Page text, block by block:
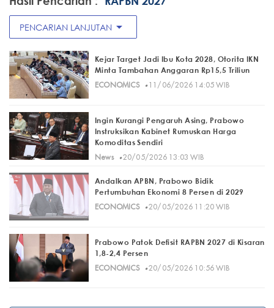
PENCARIAN LANJUTAN arrow_drop_down
Kejar Target Jadi Ibu Kota 2028, Otorita IKN
Minta Tambahan Anggaran Rp15,5 Triliun
ECONOMICS· 11/06/2026 14:05 WIB
Ingin Kurangi Pengaruh Asing, Prabowo
Instruksikan Kabinet Rumuskan Harga
Komoditas Sendiri
News· 20/05/2026 13:03 WIB
Andalkan APBN, Prabowo Bidik
Pertumbuhan Ekonomi 8 Persen di 2029
ECONOMICS· 20/05/2026 11:20 WIB
Prabowo Patok Defisit RAPBN 2027 di Kisaran
1,8-2,4 Persen
ECONOMICS· 20/05/2026 10:56 WIB